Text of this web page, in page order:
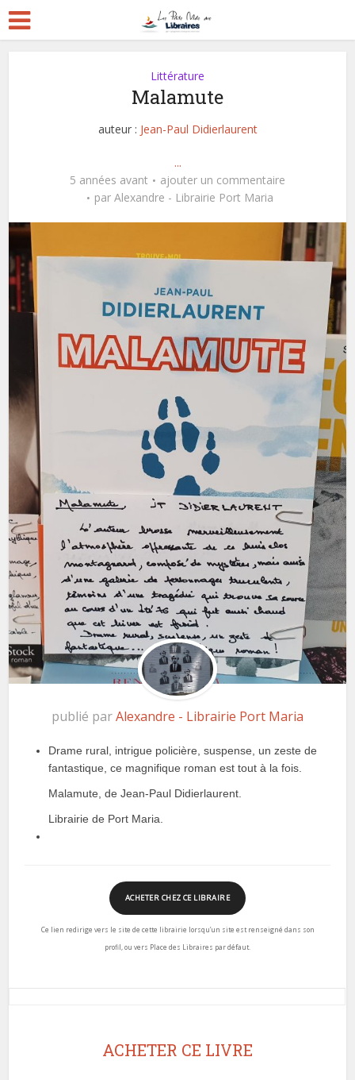
Littérature
Malamute
auteur : Jean-Paul Didierlaurent
...
5 années avant
ajouter un commentaire
par Alexandre - Librairie Port Maria
publié parAlexandre - Librairie Port Maria
Drame rural, intrigue policière, suspense, un zeste de
fantastique, ce magnifique roman est tout à la fois.
Malamute, de Jean-Paul Didierlaurent.
Librairie de Port Maria.
ACHETER CHEZ CE LIBRAIRE
Ce lien redirige vers le site de cette librairie lorsqu’un site est renseigné dans son
profil, ou vers Place des Libraires par défaut.
ACHETER CE LIVRE